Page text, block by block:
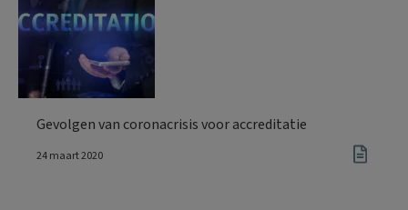
Gevolgen van coronacrisis voor accreditatie
24 maart 2020